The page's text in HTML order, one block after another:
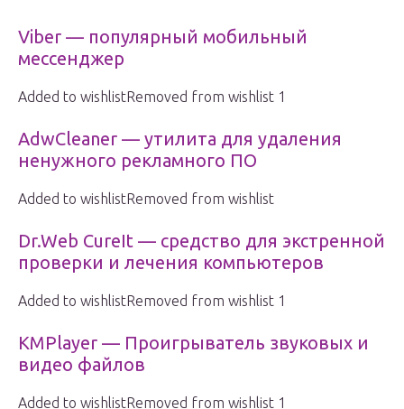
Viber — популярный мобильный
мессенджер
Added to wishlistRemoved from wishlist 1
AdwCleaner — утилита для удаления
ненужного рекламного ПО
Added to wishlistRemoved from wishlist
Dr.Web CureIt — средство для экстренной
проверки и лечения компьютеров
Added to wishlistRemoved from wishlist 1
KMPlayer — Проигрыватель звуковых и
видео файлов
Added to wishlistRemoved from wishlist 1